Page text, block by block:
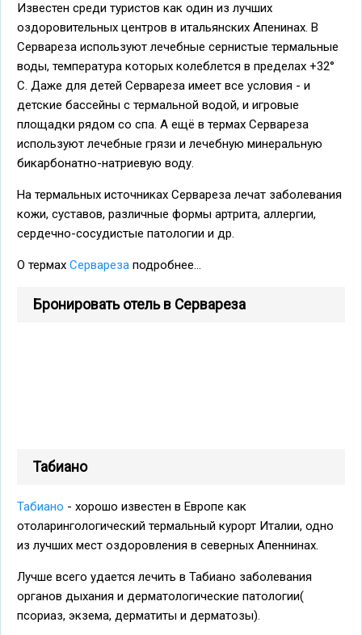
Известен среди туристов как один из лучших
оздоровительных центров в итальянских Апенинах. В
Сервареза используют лечебные сернистые термальные
воды, температура которых колеблется в пределах +32°
С. Даже для детей Сервареза имеет все условия - и
детские бассейны с термальной водой, и игровые
площадки рядом со спа. А ещё в термах Сервареза
используют лечебные грязи и лечебную минеральную
бикарбонатно-натриевую воду.
На термальных источниках Сервареза лечат заболевания
кожи, суставов, различные формы артрита, аллергии,
сердечно-сосудистые патологии и др.
О термах Сервареза подробнее...
Бронировать отель в Сервареза
Табиано
Табиано - хорошо известен в Европе как
отоларингологический термальный курорт Италии, одно
из лучших мест оздоровления в северных Апеннинах.
Лучше всего удается лечить в Табиано заболевания
органов дыхания и дерматологические патологии(
псориаз, экзема, дерматиты и дерматозы).